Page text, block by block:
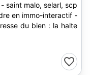
saint malo, selarl, scp
en immo-interactif -
du bien : la halte